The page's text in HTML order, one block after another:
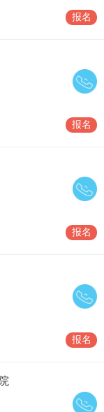
报名
报名
报名
报名